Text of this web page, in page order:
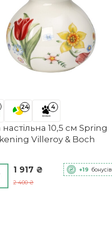
24 4
настільна 10,5 см Spring
Villeroy & Boch
1 917 ₴
2 400 ₴
+19 бонусів